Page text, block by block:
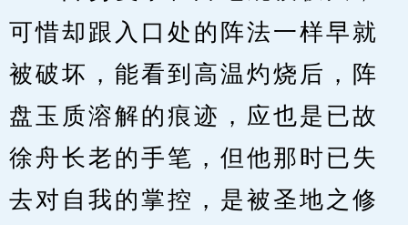
可惜却跟入口处的阵法一样早就
被破坏，能看到高温灼烧后，阵
盘玉质溶解的痕迹，应也是已故
徐舟长老的手笔，但他那时已失
去对自我的掌控，是被圣地之修